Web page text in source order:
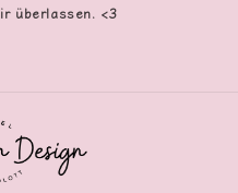
überlassen. <3